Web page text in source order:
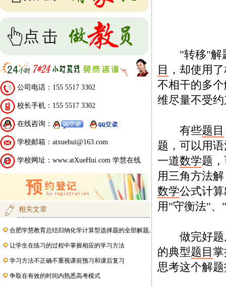
公司电话：155 5517 3302
校长手机：155 5517 3302
在线咨询：
学校邮箱：atxuehui@163.com
学校网址：www.atXueHui.com 学慧在线
相关文章
合肥学慧教育总结归纳化学计算型选择题的全部解题思维
让学生在练习的过程中掌握相应的学习方法
学习方法不正确不重视课前预习和课后复习
争取在有效的时间内熟悉高考模式
"转移"解题
目
，却使用
不相干的多
维尽量不受
有些题目
题，可以用
一道数学题
用三角方法
数学公式计
用"守衡法"
做完好题后
的典型题目
思考这个解